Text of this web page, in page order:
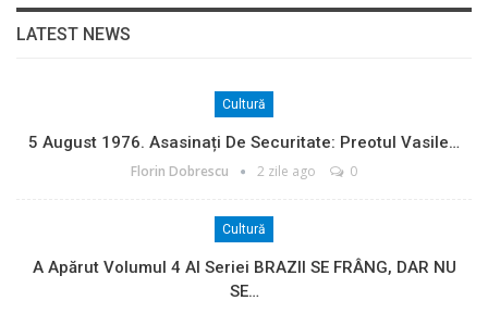
LATEST NEWS
Cultură
5 August 1976. Asasinați De Securitate: Preotul Vasile…
Florin Dobrescu 2 zile ago 0
Cultură
A Apărut Volumul 4 Al Seriei BRAZII SE FRÂNG, DAR NU
SE…